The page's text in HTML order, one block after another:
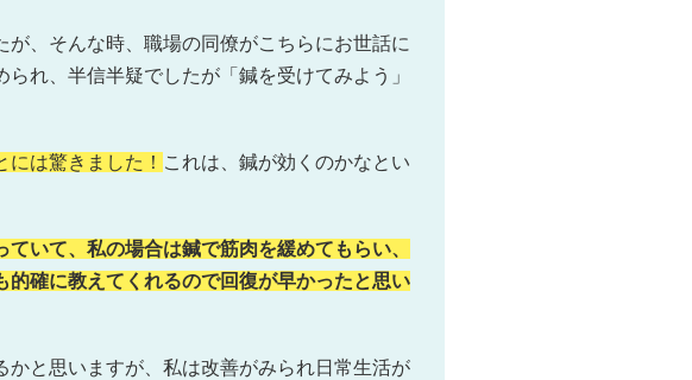
、そんな時、職場の同僚がこちらにお世話に
れ、半信半疑でしたが「鍼を受けてみよう」
は驚きました！ これは、鍼が効くのかなとい
いて、私の場合は鍼で筋肉を緩めてもらい、
的確に教えてくれるので回復が早かったと思い
と思いますが、私は改善がみられ日常生活が